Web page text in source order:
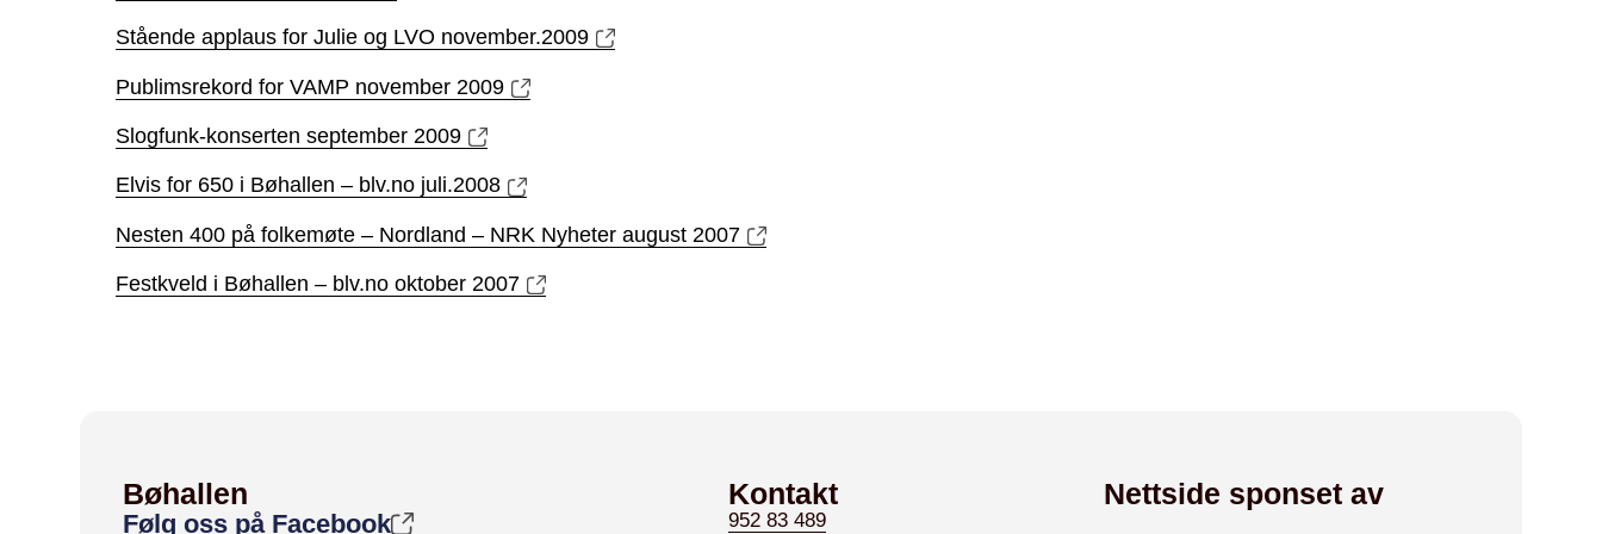
Stående applaus for Julie og LVO november.2009
Publimsrekord for VAMP november 2009
Slogfunk-konserten september 2009
Elvis for 650 i Bøhallen – blv.no juli.2008
Nesten 400 på folkemøte – Nordland – NRK Nyheter august 2007
Festkveld i Bøhallen – blv.no oktober 2007
Bøhallen
Følg oss på Facebook
Kontakt
952 83 489
Nettside sponset av